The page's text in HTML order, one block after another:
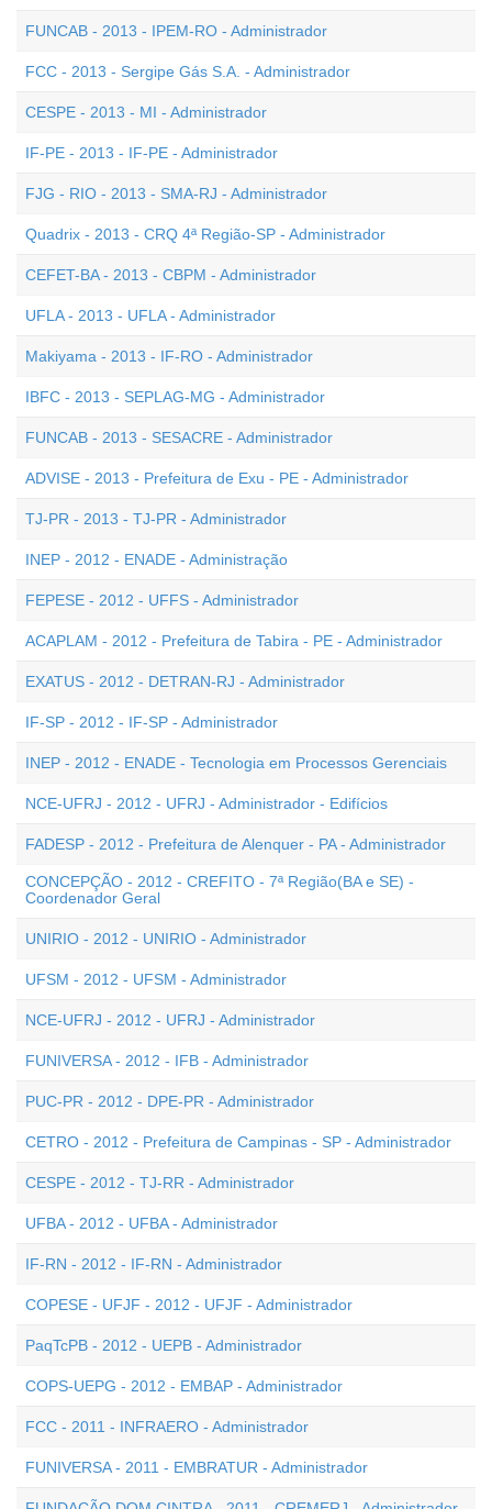
FUNCAB - 2013 - IPEM-RO - Administrador
FCC - 2013 - Sergipe Gás S.A. - Administrador
CESPE - 2013 - MI - Administrador
IF-PE - 2013 - IF-PE - Administrador
FJG - RIO - 2013 - SMA-RJ - Administrador
Quadrix - 2013 - CRQ 4ª Região-SP - Administrador
CEFET-BA - 2013 - CBPM - Administrador
UFLA - 2013 - UFLA - Administrador
Makiyama - 2013 - IF-RO - Administrador
IBFC - 2013 - SEPLAG-MG - Administrador
FUNCAB - 2013 - SESACRE - Administrador
ADVISE - 2013 - Prefeitura de Exu - PE - Administrador
TJ-PR - 2013 - TJ-PR - Administrador
INEP - 2012 - ENADE - Administração
FEPESE - 2012 - UFFS - Administrador
ACAPLAM - 2012 - Prefeitura de Tabira - PE - Administrador
EXATUS - 2012 - DETRAN-RJ - Administrador
IF-SP - 2012 - IF-SP - Administrador
INEP - 2012 - ENADE - Tecnologia em Processos Gerenciais
NCE-UFRJ - 2012 - UFRJ - Administrador - Edifícios
FADESP - 2012 - Prefeitura de Alenquer - PA - Administrador
CONCEPÇÃO - 2012 - CREFITO - 7ª Região(BA e SE) -
Coordenador Geral
UNIRIO - 2012 - UNIRIO - Administrador
UFSM - 2012 - UFSM - Administrador
NCE-UFRJ - 2012 - UFRJ - Administrador
FUNIVERSA - 2012 - IFB - Administrador
PUC-PR - 2012 - DPE-PR - Administrador
CETRO - 2012 - Prefeitura de Campinas - SP - Administrador
CESPE - 2012 - TJ-RR - Administrador
UFBA - 2012 - UFBA - Administrador
IF-RN - 2012 - IF-RN - Administrador
COPESE - UFJF - 2012 - UFJF - Administrador
PaqTcPB - 2012 - UEPB - Administrador
COPS-UEPG - 2012 - EMBAP - Administrador
FCC - 2011 - INFRAERO - Administrador
FUNIVERSA - 2011 - EMBRATUR - Administrador